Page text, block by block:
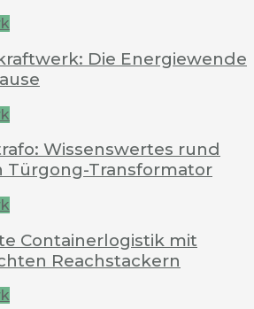
Die Energiewende
Wissenswertes rund
Türgong-Transformator
Containerlogistik mit
Reachstackern